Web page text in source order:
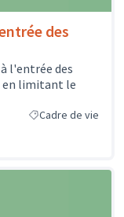
des
l'entrée des
en limitant le
Cadre de vie